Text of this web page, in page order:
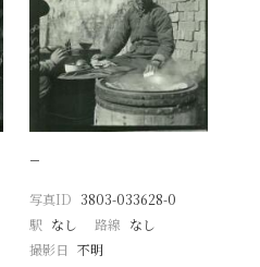
−
写真ID 3803-033628-0
駅 なし 路線 なし
撮影日 不明